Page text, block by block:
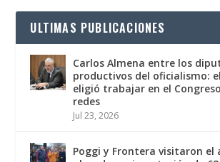
ULTIMAS PUBLICACIONES
Carlos Almena entre los
productivos del oficialismo:
eligió trabajar en el
redes
Jul 23, 2026
Poggi y Frontera visitaron el